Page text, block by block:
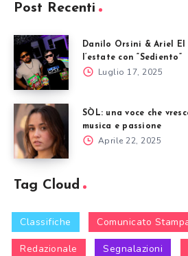
Post Recenti
Danilo Orsini & Ariel
l’estate con “Sediento”
Luglio 17, 2025
SÒL: una voce che
musica e passione
Aprile 22, 2025
Tag Cloud
Classifiche Comunicato
Redazionale Segnalazioni